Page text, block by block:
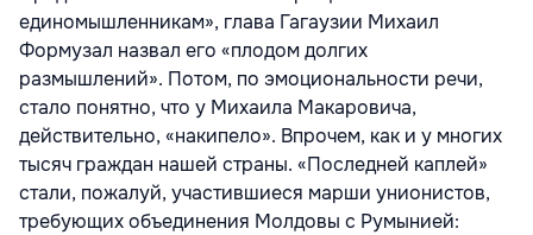
единомышленникам», глава Гагаузии Михаил
Формузал назвал его «плодом долгих
размышлений». Потом, по эмоциональности речи,
стало понятно, что у Михаила Макаровича,
действительно, «накипело». Впрочем, как и у многих
тысяч граждан нашей страны. «Последней каплей»
стали, пожалуй, участившиеся марши унионистов,
требующих объединения Молдовы с Румынией: